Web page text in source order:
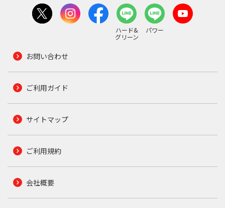
ハード&
グリーン
パワー
お問い合わせ
ご利用ガイド
サイトマップ
ご利用規約
会社概要